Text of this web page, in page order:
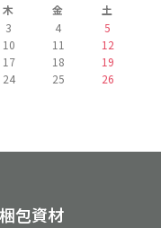
木 金
土
3 4
5
10 11
12
17 18
19
24 25
26
包資材